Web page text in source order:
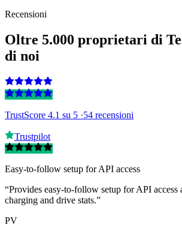
Recensioni
Oltre 5.000 proprietari di
di noi
TrustScore 4.1 su 5 ·54 recensioni
Trustpilot
Easy-to-follow setup for API access
“Provides easy-to-follow setup for API access
charging and drive stats.”
PV